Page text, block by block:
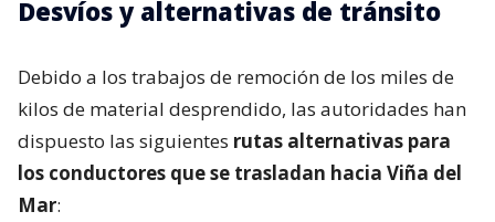
Desvíos y alternativas de tránsito
Debido a los trabajos de remoción de los miles de
kilos de material desprendido, las autoridades han
dispuesto las siguientes rutas alternativas para
los conductores que se trasladan hacia Viña del
Mar: